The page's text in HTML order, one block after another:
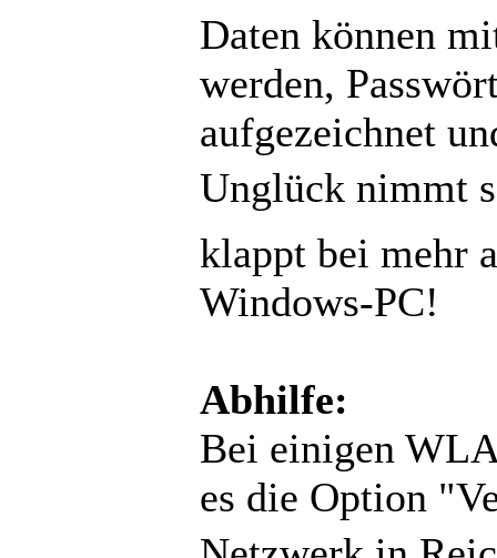
Daten können
werden,
aufgezeichnet
Unglück nimmt
klappt bei mehr
Windows-PC!
Abhilfe:
Bei einigen
es die Option